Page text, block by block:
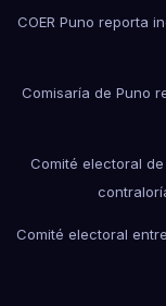
COER Puno reporta
Comisaría de Puno
Comité electoral
Comité electoral